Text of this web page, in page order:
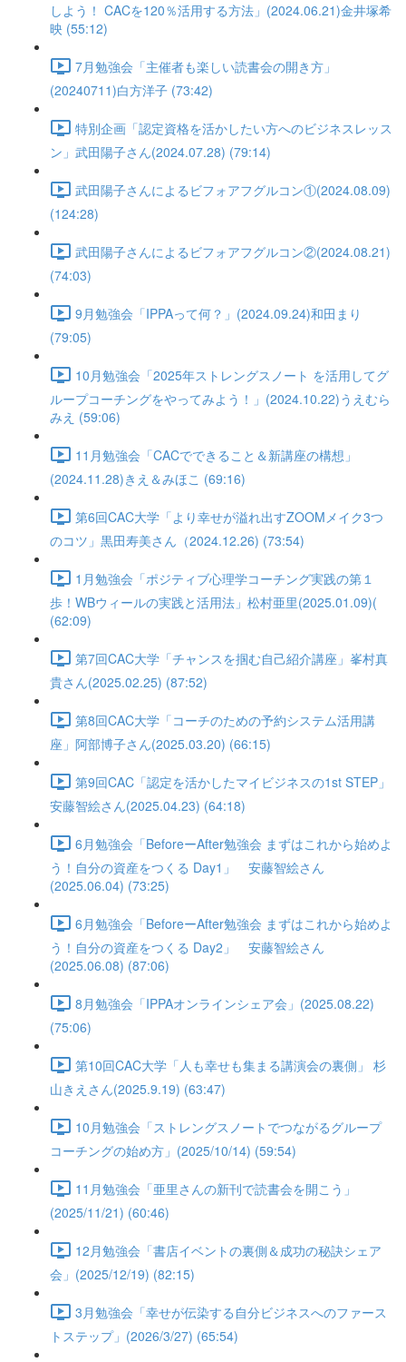
しよう！ CACを120％活用する方法」(2024.06.21)金井塚希
映 (55:12)
7月勉強会「主催者も楽しい読書会の開き方」
(20240711)白方洋子 (73:42)
特別企画「認定資格を活かしたい方へのビジネスレッス
ン」武田陽子さん(2024.07.28) (79:14)
武田陽子さんによるビフォアフグルコン①(2024.08.09)
(124:28)
武田陽子さんによるビフォアフグルコン②(2024.08.21)
(74:03)
9月勉強会「IPPAって何？」(2024.09.24)和田まり
(79:05)
10月勉強会「2025年ストレングスノート を活用してグ
ループコーチングをやってみよう！」(2024.10.22)うえむら
みえ (59:06)
11月勉強会「CACでできること＆新講座の構想」
(2024.11.28)きえ＆みほこ (69:16)
第6回CAC大学「より幸せが溢れ出すZOOMメイク3つ
のコツ」黒田寿美さん（2024.12.26) (73:54)
1月勉強会「ポジティブ心理学コーチング実践の第１
歩！WBウィールの実践と活用法」松村亜里(2025.01.09)(
(62:09)
第7回CAC大学「チャンスを掴む自己紹介講座」峯村真
貴さん(2025.02.25) (87:52)
第8回CAC大学「コーチのための予約システム活用講
座」阿部博子さん(2025.03.20) (66:15)
第9回CAC「認定を活かしたマイビジネスの1st STEP」
安藤智絵さん(2025.04.23) (64:18)
6月勉強会「BeforeーAfter勉強会 まずはこれから始めよ
う！自分の資産をつくる Day1」 安藤智絵さん
(2025.06.04) (73:25)
6月勉強会「BeforeーAfter勉強会 まずはこれから始めよ
う！自分の資産をつくる Day2」 安藤智絵さん
(2025.06.08) (87:06)
8月勉強会「IPPAオンラインシェア会」(2025.08.22)
(75:06)
第10回CAC大学「人も幸せも集まる講演会の裏側」 杉
山きえさん(2025.9.19) (63:47)
10月勉強会「ストレングスノートでつながるグループ
コーチングの始め方」(2025/10/14) (59:54)
11月勉強会「亜里さんの新刊で読書会を開こう」
(2025/11/21) (60:46)
12月勉強会「書店イベントの裏側＆成功の秘訣シェア
会」(2025/12/19) (82:15)
3月勉強会「幸せが伝染する自分ビジネスへのファース
トステップ」(2026/3/27) (65:54)